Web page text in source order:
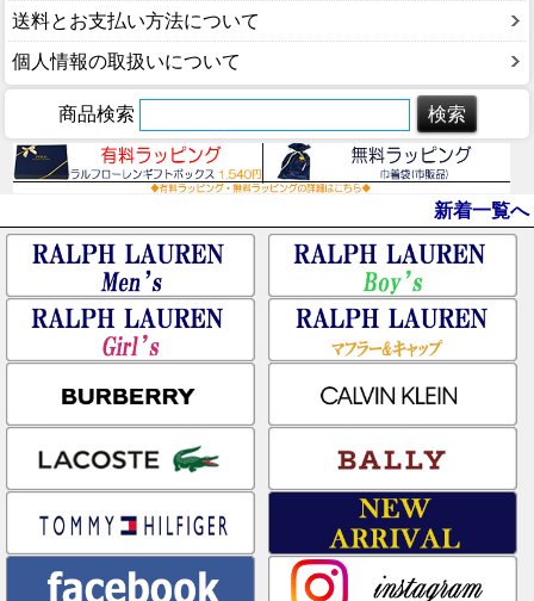
送料とお支払い方法について
個人情報の取扱いについて
商品検索
新着一覧へ